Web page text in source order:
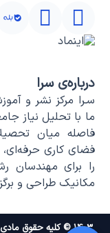
درباره‌ی سرا
سـرا مرکز نشر و
ما با تحلیل نیاز
فاصله میان
فضای کاری
را برای مهندسان
مکانیک طراحی و
۱۴۰۳ © کلیه حقوق